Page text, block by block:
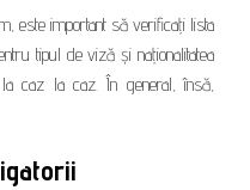
este important să verificați lista
tipul de viză și naționalitatea
caz la caz. În general, însă,